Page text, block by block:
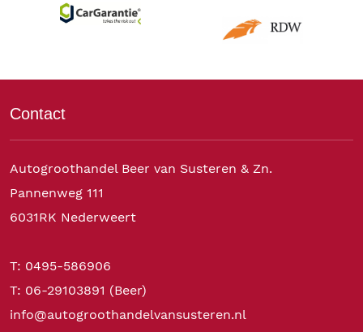
Contact
Autogroothandel Beer van Susteren & Zn.
Pannenweg 111
6031RK Nederweert
T: 0495-586906
T: 06-29103891 (Beer)
info@autogroothandelvansusteren.nl